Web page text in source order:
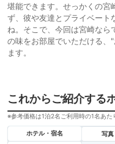
堪能できます。せっかくの宮
ず、彼や友達とプライベート
ね。そこで、今回は宮崎な
の味をお部屋でいただける、
ます。
これからご紹介する
※参考価格は1泊2名ご利用時の1名あた
ホテル・宿名 写真